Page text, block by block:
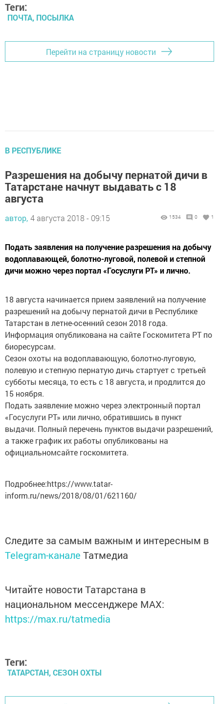
Теги:
ПОЧТА, ПОСЫЛКА
Перейти на страницу новости
В РЕСПУБЛИКЕ
Разрешения на добычу пернатой дичи в
Татарстане начнут выдавать с 18
августа
автор, 4 августа 2018 - 09:15 1534 0 1
Подать заявления на получение разрешения на добычу
водоплавающей, болотно-луговой, полевой и степной
дичи можно через портал «Госуслуги РТ» и лично.
18 августа начинается прием заявлений на получение
разрешений на добычу пернатой дичи в Республике
Татарстан в летне-осенний сезон 2018 года.
Информация опубликована на сайте Госкомитета РТ по
биоресурсам.
Сезон охоты на водоплавающую, болотно-луговую,
полевую и степную пернатую дичь стартует с третьей
субботы месяца, то есть с 18 августа, и продлится до
15 ноября.
Подать заявление можно через электронный портал
«Госуслуги РТ» или лично, обратившись в пункт
выдачи. Полный перечень пунктов выдачи разрешений,
а также график их работы опубликованы на
официальномсайте госкомитета.
Подробнее:https://www.tatar-
inform.ru/news/2018/08/01/621160/
Следите за самым важным и интересным в
Telegram-канале Татмедиа
Читайте новости Татарстана в
национальном мессенджере MАХ:
https://max.ru/tatmedia
Теги:
ТАТАРСТАН, СЕЗОН ОХТЫ